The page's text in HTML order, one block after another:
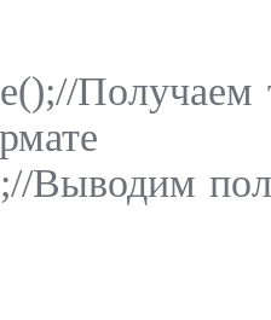
Получаем
Выводим